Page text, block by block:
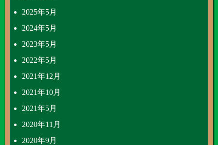
2025年5月
2024年5月
2023年5月
2022年5月
2021年12月
2021年10月
2021年5月
2020年11月
2020年9月